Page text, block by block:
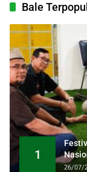
Bale
1
26/07/